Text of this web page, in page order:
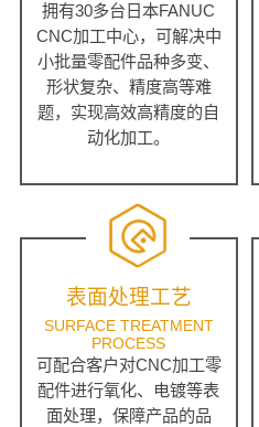
拥有30多台日本FANUC
CNC加工中心，可解决中
小批量零配件品种多变、
形状复杂、精度高等难
题，实现高效高精度的自
动化加工。
表面处理工艺
SURFACE TREATMENT
PROCESS
可配合客户对CNC加工零
配件进行氧化、电镀等表
面处理，保障产品的品